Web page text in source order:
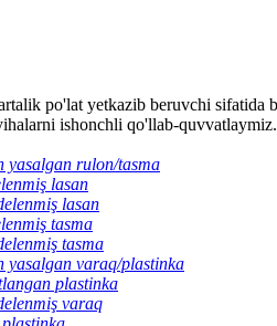
po'lat yetkazib beruvchi sifatida
ishonchli qo'llab-quvvatlaymiz.
yasalgan rulon/tasma
lasan
lasan
tasma
tasma
yasalgan varaq/plastinka
plastinka
varaq